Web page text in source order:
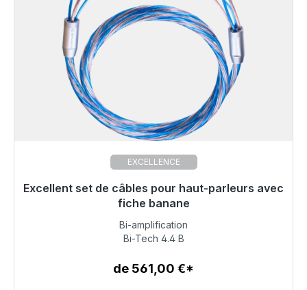
EXCELLENCE
Excellent set de câbles pour haut-parleurs avec
fiche banane
Prêt à être expédié, délai de livraison 48h*
705,00 €
Détails
Bi-amplification
Bi-Tech 4.4 B
de 561,00 €*